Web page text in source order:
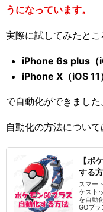
うになっています。
実際に試してみたと
iPhone 6s plus（
iPhone X（iOS 11
で自動化ができました
自動化の方法について
【ポ
する
スマー
ケスト
を自動
GOプラ